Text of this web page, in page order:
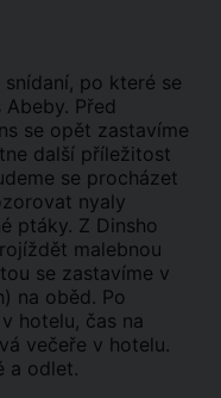
po které se
Před
se opět zastavíme
další příležitost
se procházet
nyaly
ptáky. Z Dinsho
malebnou
se zastavíme v
na oběd. Po
hotelu, čas na
večeře v hotelu.
a odlet.